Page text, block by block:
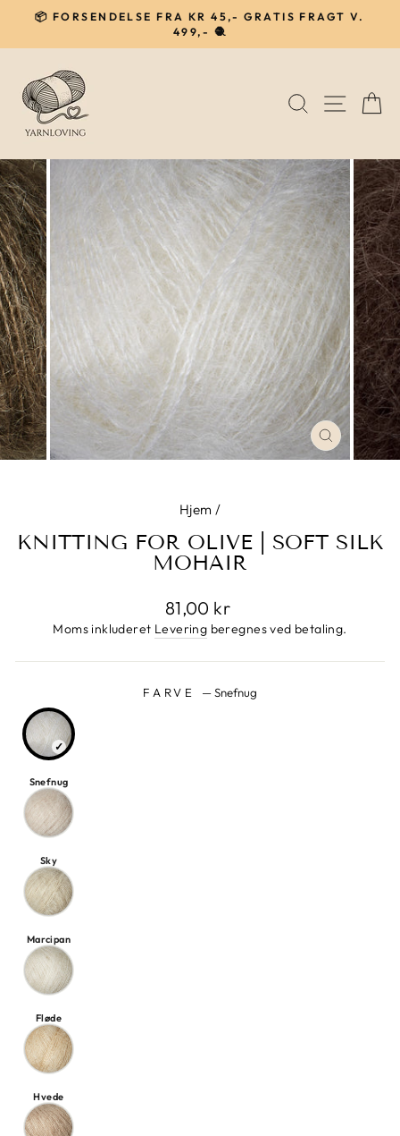
indhold
Pause
📦 FORSENDELSE FRA KR 45,- GRATIS FRAGT V.
499,- 🧶
SØG
LUK
Hjem /
KNITTING FOR OLIVE | SOFT SILK
MOHAIR
Normalpris
81,00 kr
Moms inkluderet Levering beregnes ved betaling.
FARVE —Snefnug
Snefnug
Sky
Marcipan
Fløde
Hvede